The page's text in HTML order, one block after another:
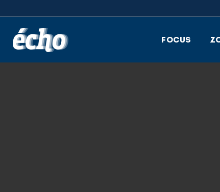
FOCUS